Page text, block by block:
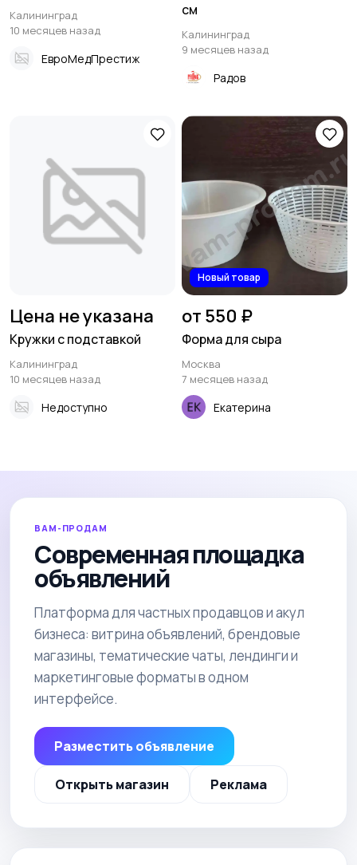
Калининград
10 месяцев назад
ЕвроМедПрестиж
см
Калининград
9 месяцев назад
Радов
Цена не указана
Кружки с подставкой
Калининград
10 месяцев назад
Недоступно
Новый товар
от 550 ₽
Форма для сыра
Москва
7 месяцев назад
Екатерина
ВАМ-ПРОДАМ
Современная площадка
объявлений
Платформа для частных продавцов и акул
бизнеса: витрина объявлений, брендовые
магазины, тематические чаты, лендинги и
маркетинговые форматы в одном
интерфейсе.
Разместить объявление
Открыть магазин Реклама